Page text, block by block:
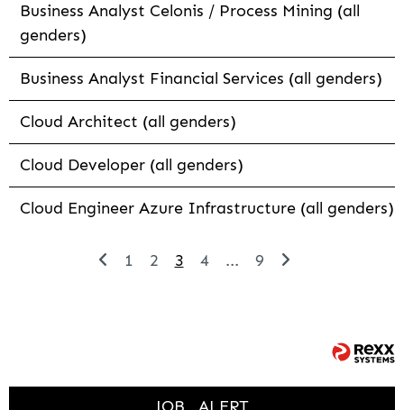
Business Analyst Celonis / Process Mining (all
genders)
Business Analyst Financial Services (all genders)
Cloud Architect (all genders)
Cloud Developer (all genders)
Cloud Engineer Azure Infrastructure (all genders)
1 2 3 4 ... 9